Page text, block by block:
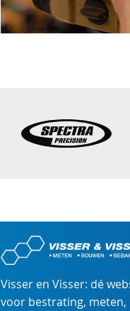
Visser en Visser: dé
voor bestrating, meten,